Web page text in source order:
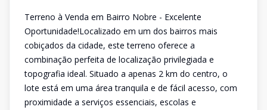
Terreno à Venda em Bairro Nobre - Excelente
Oportunidade!Localizado em um dos bairros mais
cobiçados da cidade, este terreno oferece a
combinação perfeita de localização privilegiada e
topografia ideal. Situado a apenas 2 km do centro, o
lote está em uma área tranquila e de fácil acesso, com
proximidade a serviços essenciais, escolas e